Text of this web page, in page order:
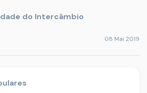
do Intercâmbio
08 Mai 2019